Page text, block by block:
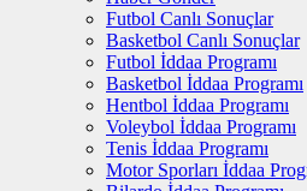
Futbol Canlı Sonuçlar
Basketbol Canlı Sonuçlar
Futbol İddaa Programı
Basketbol İddaa Programı
Hentbol İddaa Programı
Voleybol İddaa Programı
Tenis İddaa Programı
Motor Sporları İddaa